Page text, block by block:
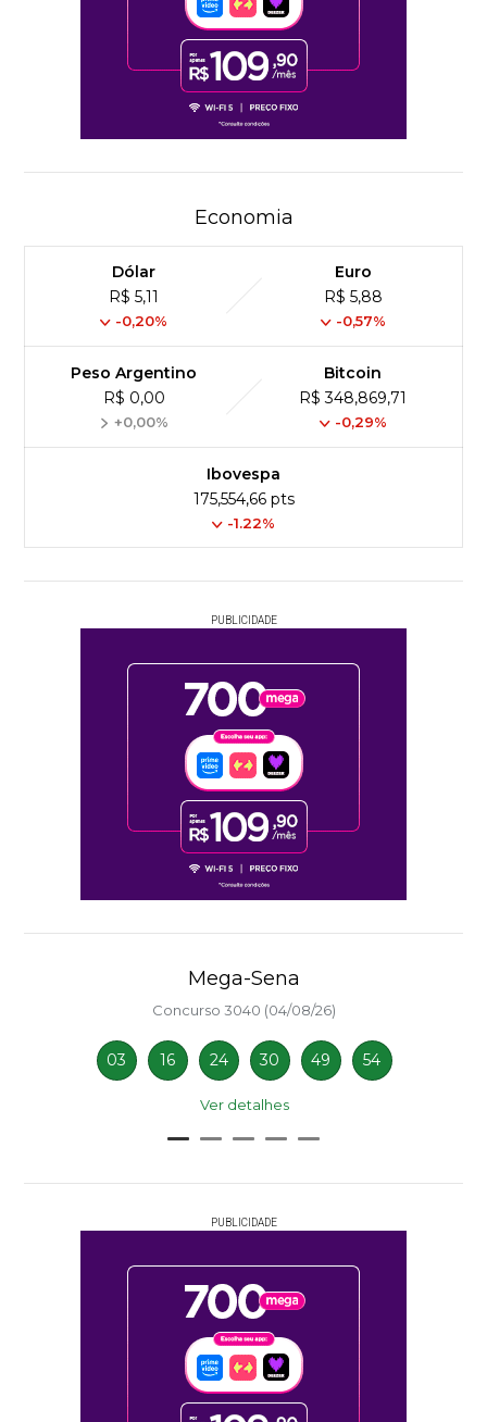
Economia
Dólar
R$ 5,11
-0,20%
Euro
R$ 5,88
-0,57%
Peso Argentino
R$ 0,00
+0,00%
Bitcoin
R$ 348,869,71
-0,29%
Ibovespa
175,554,66 pts
-1.22%
PUBLICIDADE
Mega-Sena
Concurso 3040 (04/08/26)
03 16 24 30 49 54
Ver detalhes
PUBLICIDADE